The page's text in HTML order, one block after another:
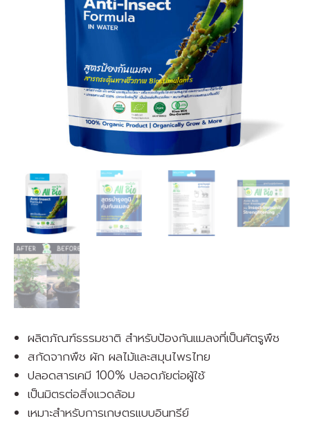
ผลิตภัณฑ์ธรรมชาติ สำหรับป้องกันแมลงที่เป็นศัตรูพืช
สกัดจากพืช ผัก ผลไม้และสมุนไพรไทย
ปลอดสารเคมี 100% ปลอดภัยต่อผู้ใช้
เป็นมิตรต่อสิ่งแวดล้อม
เหมาะสำหรับการเกษตรแบบอินทรีย์